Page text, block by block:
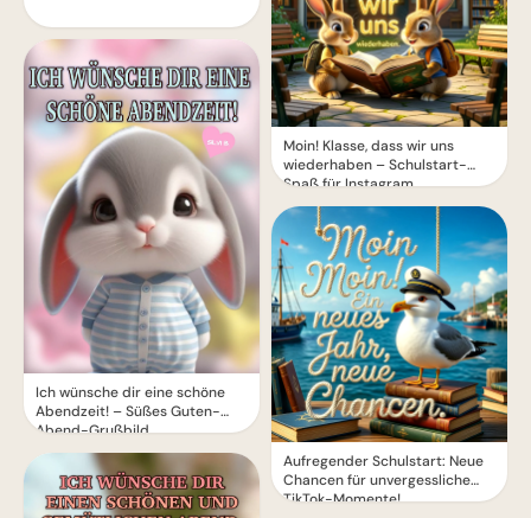
Ich wünsche dir eine schöne
Abendzeit! – Süßes Guten-
Abend-Grußbild
Moin! Klasse, dass wir uns
wiederhaben – Schulstart-
Spaß für Instagram
Aufregender Schulstart: Neue
Chancen für unvergessliche
TikTok-Momente!